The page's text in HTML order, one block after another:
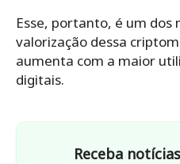
Esse, portanto, é um dos
valorização dessa
aumenta com a maior
digitais.
Receba